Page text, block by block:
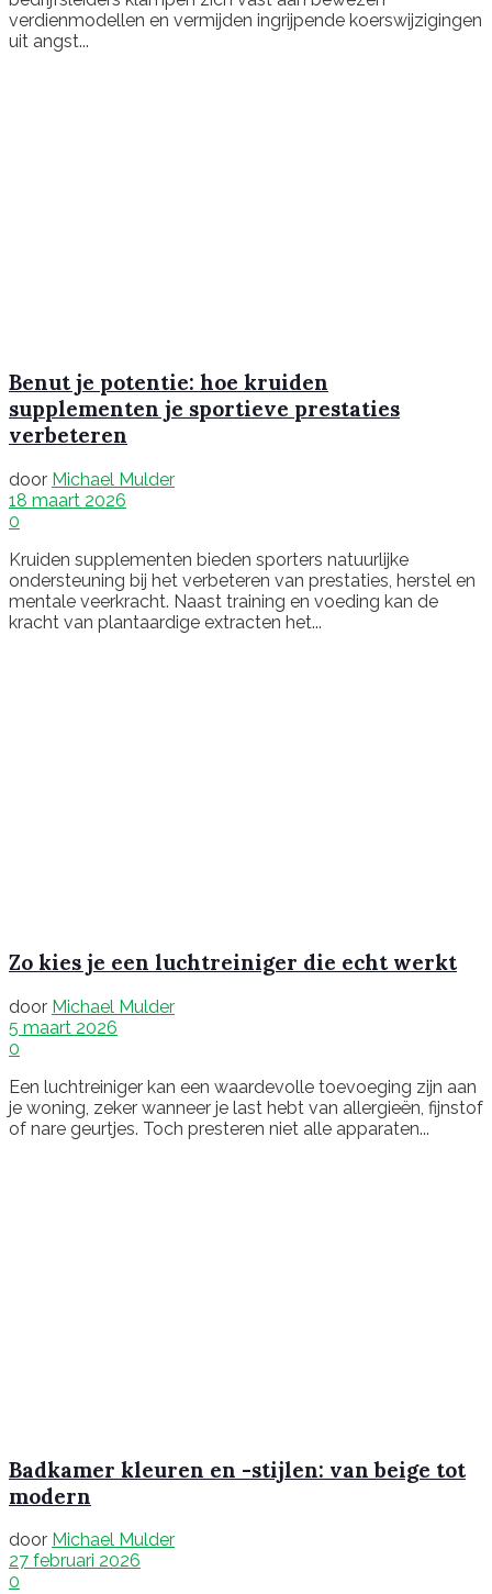
verdienmodellen en vermijden ingrijpende koerswijzigingen
uit angst...
Benut je potentie: hoe kruiden
supplementen je sportieve prestaties
verbeteren
door Michael Mulder
18 maart 2026
0
Kruiden supplementen bieden sporters natuurlijke
ondersteuning bij het verbeteren van prestaties, herstel en
mentale veerkracht. Naast training en voeding kan de
kracht van plantaardige extracten het...
Zo kies je een luchtreiniger die echt werkt
door Michael Mulder
5 maart 2026
0
Een luchtreiniger kan een waardevolle toevoeging zijn aan
je woning, zeker wanneer je last hebt van allergieën, fijnstof
of nare geurtjes. Toch presteren niet alle apparaten...
Badkamer kleuren en -stijlen: van beige tot
modern
door Michael Mulder
27 februari 2026
0